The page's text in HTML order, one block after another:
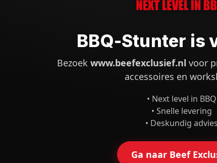
BBQ-Stunter is
Bezoek www.beefexclusief.nl voor
accessoires en
• Next level in BBQ
• Snelle levering
• Deskundig advies
Ga naar Beef